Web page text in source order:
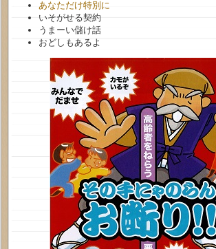
あなただけ特別に
いそがせる契約
うまーい儲け話
おどしもあるよ